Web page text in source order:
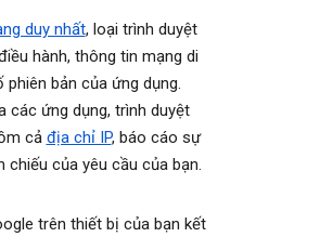
duy nhất, loại trình duyệt
hành, thông tin mạng di
bản của ứng dụng.
các ứng dụng, trình duyệt
cả địa chỉ IP, báo cáo sự
chiếu của yêu cầu của bạn.
trên thiết bị của bạn kết